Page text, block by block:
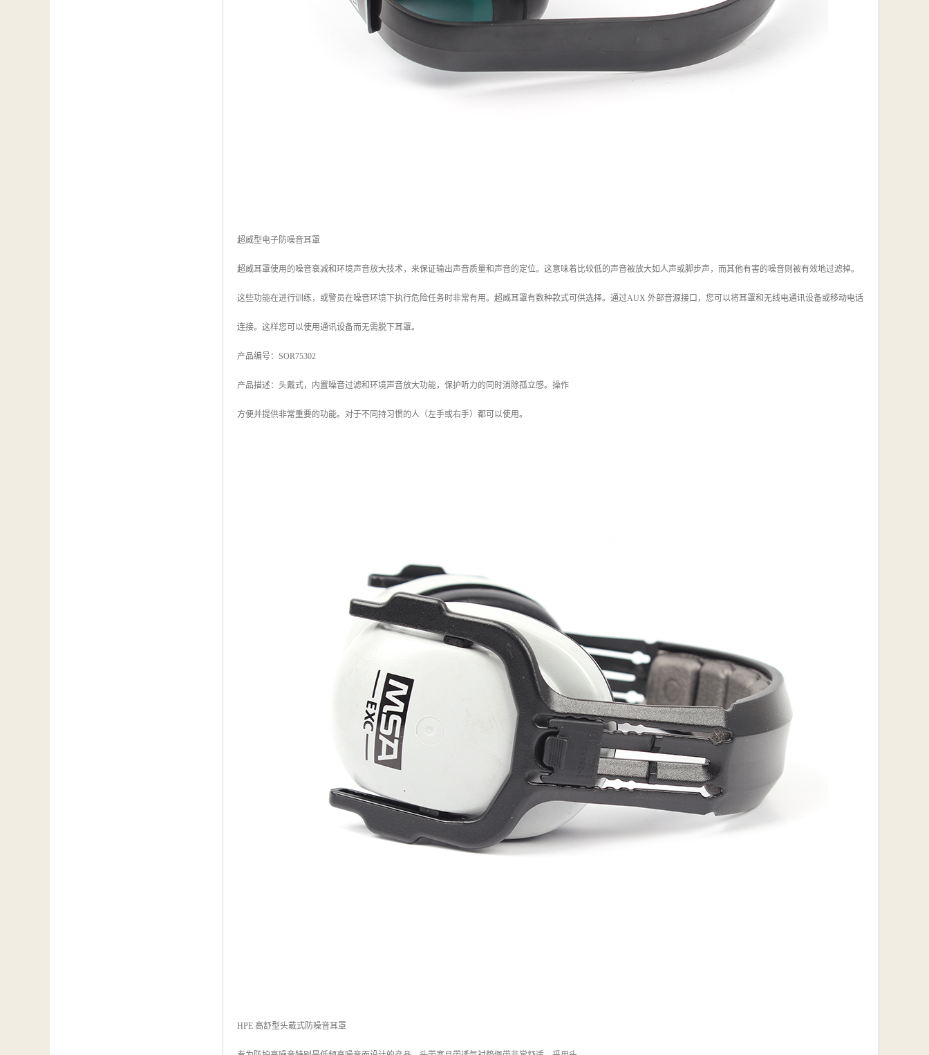
超威型电子防噪音耳罩
超威耳罩使用的噪音衰减和环境声音放大技术，来保证输出声音质量和声音的定位。这意味着比较低的声音被放大如人声或脚步声，而其他有害的噪音则被有效地过滤掉。
这些功能在进行训练，或警员在噪音环境下执行危险任务时非常有用。超威耳罩有数种款式可供选择。通过AUX 外部音源接口，您可以将耳罩和无线电通讯设备或移动电话
连接。这样您可以使用通讯设备而无需脱下耳罩。
产品编号：SOR75302
产品描述：头戴式，内置噪音过滤和环境声音放大功能，保护听力的同时消除孤立感。操作
方便并提供非常重要的功能。对于不同持习惯的人（左手或右手）都可以使用。
HPE 高舒型头戴式防噪音耳罩